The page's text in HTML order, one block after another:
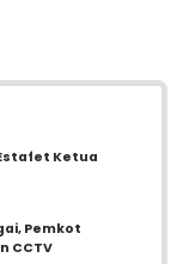
Ketua
Pemkot
CCTV